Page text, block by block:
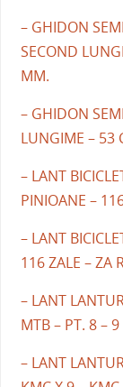
– GHIDON
SECOND
MM.
– GHIDON
LUNGIME – 53
– LANT
PINIOANE –
– LANT
116 ZALE – ZA
– LANT
MTB – PT. 8 –
– LANT